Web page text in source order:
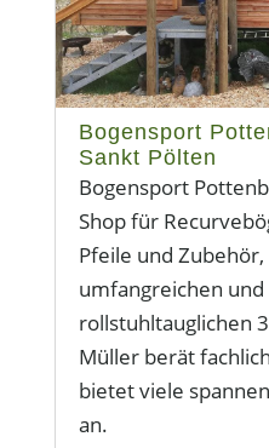
Bogensport
Sankt Pölten
Bogensport
Shop für
Pfeile und
umfangreichen und
rollstuhltauglichen
Müller berät
bietet viele
an.